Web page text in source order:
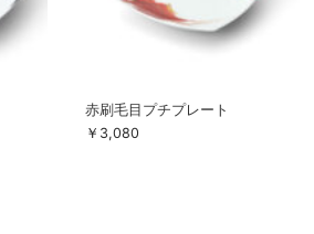
赤刷毛目プチプレート
￥3,080